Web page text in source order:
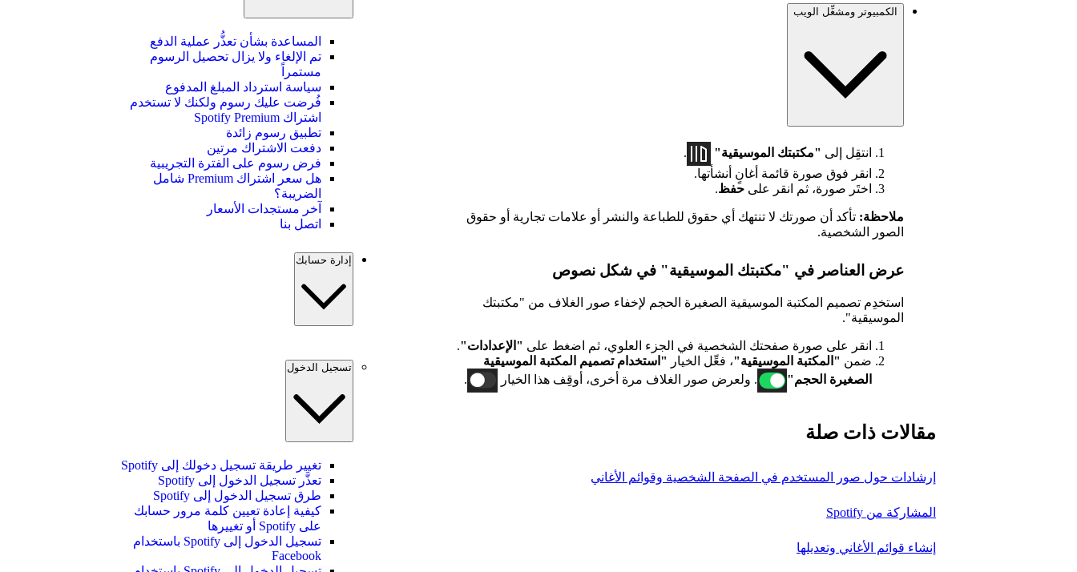
الكمبيوتر ومشغِّل الويب
انتقِل إلى "مكتبتك الموسيقية"
.
انقر فوق صورة قائمة أغانٍ أنشأتها.
اختَر صورة، ثم انقر على حفظ.
ملاحظة: تأكد أن صورتك لا تنتهك أي حقوق للطباعة والنشر أو علامات تجارية أو حقوق
الصور الشخصية.
عرض العناصر في "مكتبتك الموسيقية" في شكل نصوص
استخدِم تصميم المكتبة الموسيقية الصغيرة الحجم لإخفاء صور الغلاف من "مكتبتك
الموسيقية".
انقر على صورة صفحتك الشخصية في الجزء العلوي، ثم اضغط على "الإعدادات".
ضمن "المكتبة الموسيقية"، فعِّل الخيار
"استخدام تصميم المكتبة الموسيقية
الصغيرة الحجم"
. ولعرض صور الغلاف مرة أخرى، أوقِف هذا الخيار .
مقالات ذات صلة
إرشادات حول صور المستخدم في الصفحة الشخصية وقوائم الأغاني
المشاركة من Spotify
إنشاء قوائم الأغاني وتعديلها
المساعدة بشأن تعذُّر عملية الدفع
تم الإلغاء ولا يزال تحصيل الرسوم
مستمراً
سياسة استرداد المبلغ المدفوع
فُرضت عليك رسوم ولكنك لا تستخدم
اشتراك Spotify Premium
تطبيق رسوم زائدة
دفعت الاشتراك مرتين
فرض رسوم على الفترة التجريبية
هل سعر اشتراك Premium شامل
الضريبة؟
آخر مستجدات الأسعار
اتصل بنا
إدارة حسابك
تسجيل الدخول
تغيير طريقة تسجيل دخولك إلى Spotify
تعذَّر تسجيل الدخول إلى Spotify
طرق تسجيل الدخول إلى Spotify
كيفية إعادة تعيين كلمة مرور حسابك
على Spotify أو تغييرها
تسجيل الدخول إلى Spotify باستخدام
Facebook